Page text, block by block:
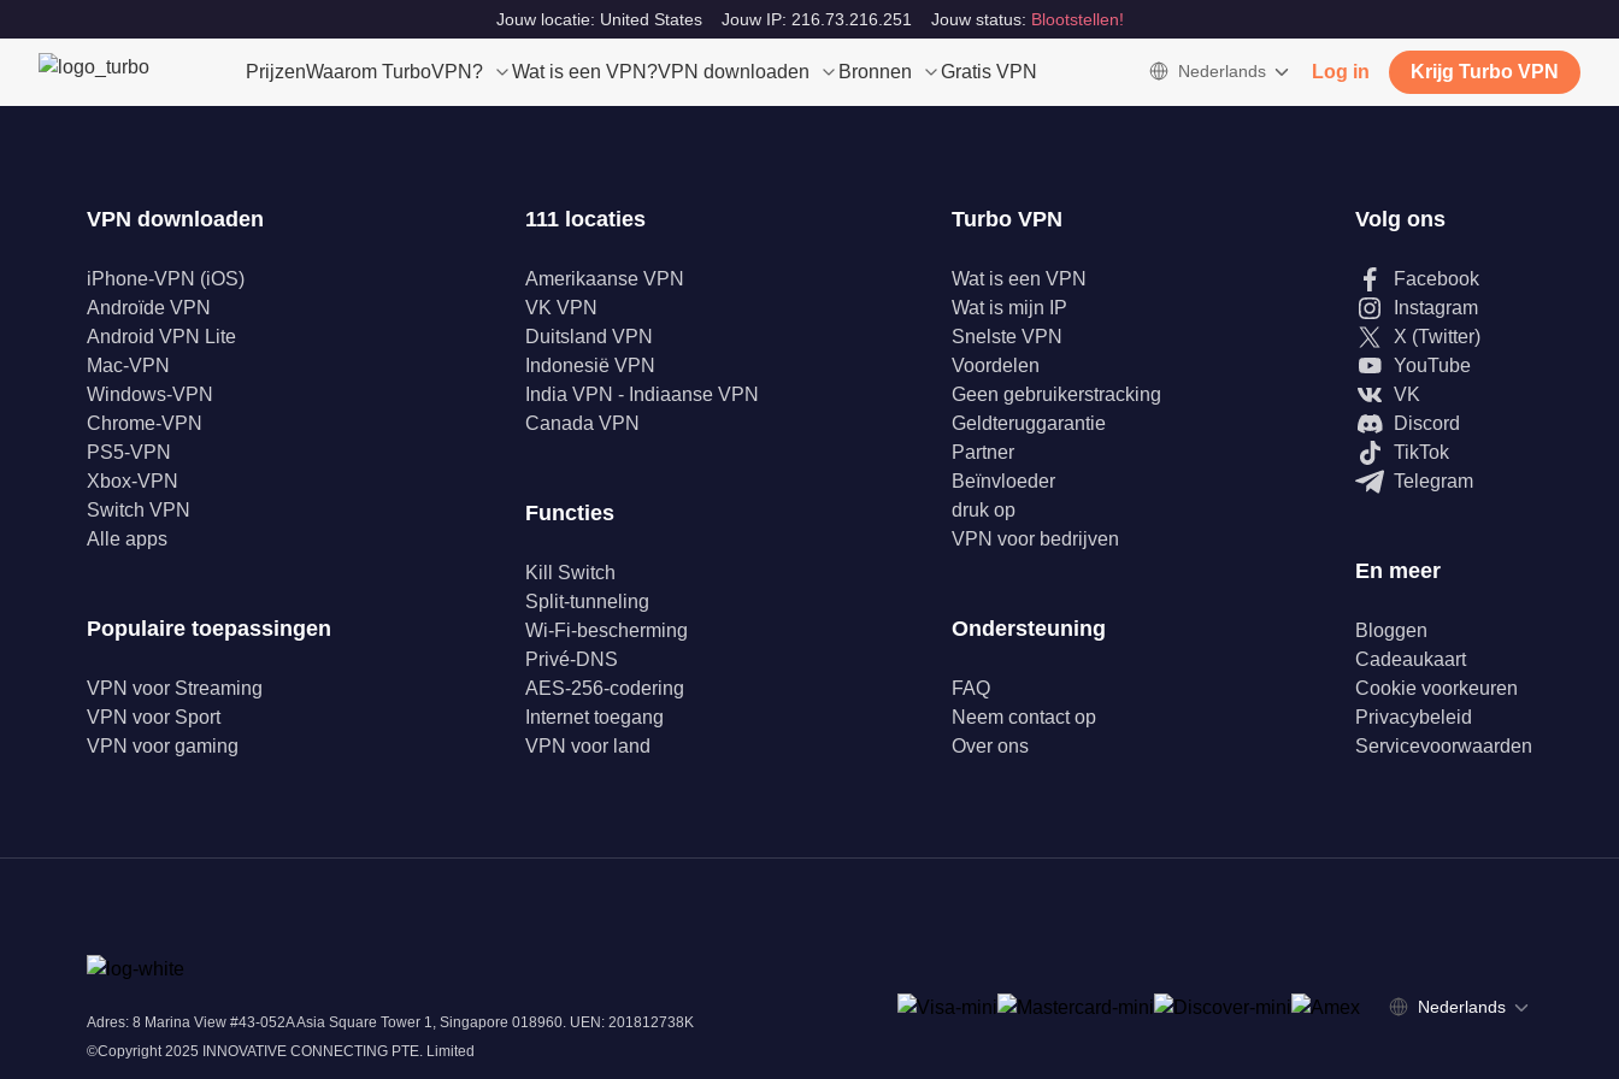
Jouw locatie: United States Jouw IP: 216.73.216.251 Jouw status: Blootstellen!
PrijzenWaarom TurboVPN? Wat is een VPN?VPN downloaden Bronnen Gratis VPN Nederlands Log in Krijg Turbo VPN
VPN downloaden
iPhone-VPN (iOS)
Androïde VPN
Android VPN Lite
Mac-VPN
Windows-VPN
Chrome-VPN
PS5-VPN
Xbox-VPN
Switch VPN
Alle apps
Populaire toepassingen
VPN voor Streaming
VPN voor Sport
VPN voor gaming
111 locaties
Amerikaanse VPN
VK VPN
Duitsland VPN
Indonesië VPN
India VPN - Indiaanse VPN
Canada VPN
Functies
Kill Switch
Split-tunneling
Wi-Fi-bescherming
Privé-DNS
AES-256-codering
Internet toegang
VPN voor land
Turbo VPN
Wat is een VPN
Wat is mijn IP
Snelste VPN
Voordelen
Geen gebruikerstracking
Geldteruggarantie
Partner
Beïnvloeder
druk op
VPN voor bedrijven
Ondersteuning
FAQ
Neem contact op
Over ons
Volg ons
Facebook
Instagram
X (Twitter)
YouTube
VK
Discord
TikTok
Telegram
En meer
Bloggen
Cadeaukaart
Cookie voorkeuren
Privacybeleid
Servicevoorwaarden
Adres: 8 Marina View #43-052A Asia Square Tower 1, Singapore 018960. UEN: 201812738K
©Copyright 2025 INNOVATIVE CONNECTING PTE. Limited
Nederlands